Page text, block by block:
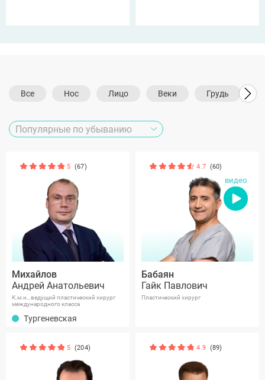
Все Нос Лицо Веки Грудь
5 (67)
Михайлов
Андрей Анатольевич
К.м.н., ведущий пластический хирург
международного класса
Тургеневская
4.7 (60)
видео
Бабаян
Гайк Павлович
Пластический хирург
5 (204) 4.9 (89)